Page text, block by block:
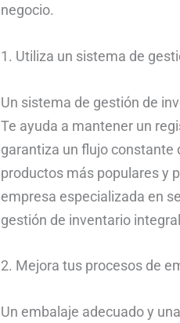
negocio.
1. Utiliza un sistema de
Un sistema de gestión de
Te ayuda a mantener un
garantiza un flujo
productos más populares y
empresa especializada en
gestión de inventario
2. Mejora tus procesos de
Un embalaje adecuado y